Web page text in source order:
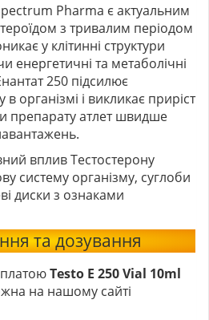
Pharma є актуальним
з тривалим періодом
у клітинні структури
енергетичні та метаболічні
250 підсилює
організмі і викликає приріст
препарату атлет швидше
вплив Тестостерону
систему організму, суглоби
диски з ознаками
та дозування
Testo E 250 Vial 10ml
на нашому сайті